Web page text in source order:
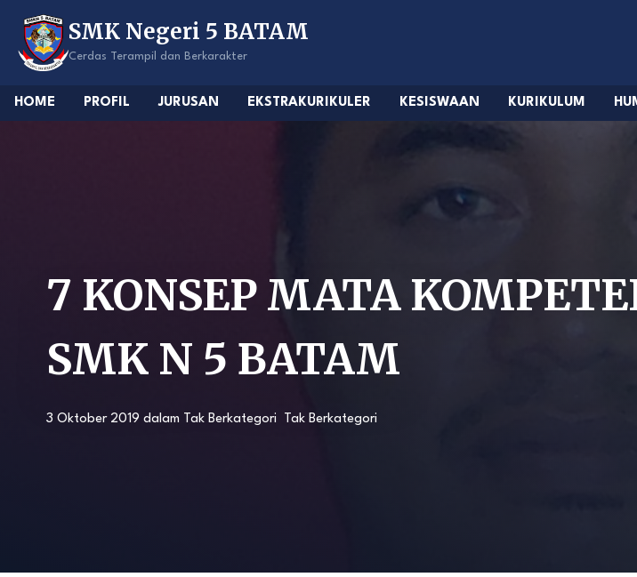
content
SMK Negeri 5 BATAM
Cerdas Terampil dan Berkarakter
HOME PROFIL JURUSAN EKSTRAKURIKULER KESISWAAN KURIKULUM
7 KONSEP MATA
SMK N 5 BATAM
3 Oktober 2019 dalam Tak Berkategori Tak Berkategori